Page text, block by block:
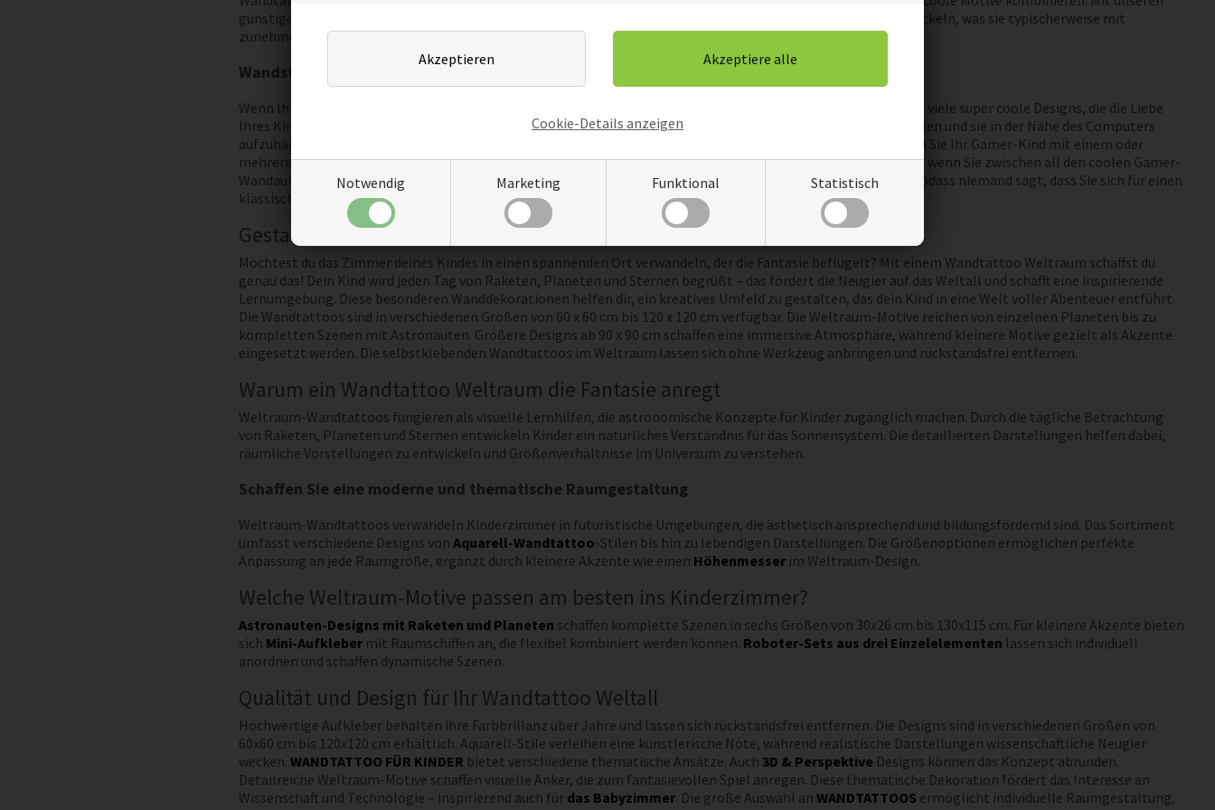
Notwendig Marketing Funktional Statistisch
Cookie-Details anzeigen
günstigen Preisen ist es auch möglich, die Motive günstig zu wechseln, wenn Ihre Kinder neue Interessen entwickeln, was sie typischerweise mit
zunehmendem Alter tun.
Wandsticker gamer
Wenn Ihr Kind gerne spielt, dann sollten Sie zu unserer Kategorie
springen. Hier finden Sie viele super coole Designs, die die Liebe
Ihres Kindes zum Spielen sehr deutlich zeigen. Es liegt auf der Hand, einen der coolen Wandaufkleber auszuwählen und sie in der Nähe des Computers
aufzuhängen. Oder vielleicht an der Zimmertür, damit jeder sieht, dass hier ein echter Gamer wohnt. Verwöhnen Sie Ihr Gamer-Kind mit einem oder
mehreren der coolen Designs, das größte Problem wird nur sein, welches es sein soll, also nehmen Sie sich Zeit, wenn Sie zwischen all den coolen Gamer-
Wandaufklebern auf Entdeckungstour gehen. Unsere Wandaufkleber sind in vielen schönen Farben erhältlich, sodass niemand sagt, dass Sie sich für einen
klassischen schwarzen Aufkleber entscheiden müssen.
Gestalten Sie Ihr Kinderzimmer mit einem Weltraum-Wandtattoo
Möchtest du das Zimmer deines Kindes in einen spannenden Ort verwandeln, der die Fantasie beflügelt? Mit einem Wandtattoo Weltraum schaffst du
genau das! Dein Kind wird jeden Tag von Raketen, Planeten und Sternen begrüßt – das fördert die Neugier auf das Weltall und schafft eine inspirierende
Lernumgebung. Diese besonderen Wanddekorationen helfen dir, ein kreatives Umfeld zu gestalten, das dein Kind in eine Welt voller Abenteuer entführt.
Die Wandtattoos sind in verschiedenen Größen von 60 x 60 cm bis 120 x 120 cm verfügbar. Die Weltraum-Motive reichen von einzelnen Planeten bis zu
kompletten Szenen mit Astronauten. Größere Designs ab 90 x 90 cm schaffen eine immersive Atmosphäre, während kleinere Motive gezielt als Akzente
eingesetzt werden. Die selbstklebenden Wandtattoos im Weltraum lassen sich ohne Werkzeug anbringen und rückstandsfrei entfernen.
Warum ein Wandtattoo Weltraum die Fantasie anregt
Weltraum-Wandtattoos fungieren als visuelle Lernhilfen, die astronomische Konzepte für Kinder zugänglich machen. Durch die tägliche Betrachtung
von Raketen, Planeten und Sternen entwickeln Kinder ein natürliches Verständnis für das Sonnensystem. Die detaillierten Darstellungen helfen dabei,
räumliche Vorstellungen zu entwickeln und Größenverhältnisse im Universum zu verstehen.
Schaffen Sie eine moderne und thematische Raumgestaltung
Weltraum-Wandtattoos verwandeln Kinderzimmer in futuristische Umgebungen, die ästhetisch ansprechend und bildungsfördernd sind. Das Sortiment
umfasst verschiedene Designs von Aquarell-Wandtattoo-Stilen bis hin zu lebendigen Darstellungen. Die Größenoptionen ermöglichen perfekte
Anpassung an jede Raumgröße, ergänzt durch kleinere Akzente wie einen Höhenmesserim Weltraum-Design.
Welche Weltraum-Motive passen am besten ins Kinderzimmer?
Astronauten-Designs mit Raketen und Planeten schaffen komplette Szenen in sechs Größen von 30x26 cm bis 130x115 cm. Für kleinere Akzente bieten
sich Mini-Aufklebermit Raumschiffen an, die flexibel kombiniert werden können. Roboter-Sets aus drei Einzelelementen lassen sich individuell
anordnen und schaffen dynamische Szenen.
Qualität und Design für Ihr Wandtattoo Weltall
Hochwertige Aufkleber behalten ihre Farbbrillanz über Jahre und lassen sich rückstandsfrei entfernen. Die Designs sind in verschiedenen Größen von
60x60 cm bis 120x120 cm erhältlich. Aquarell-Stile verleihen eine künstlerische Note, während realistische Darstellungen wissenschaftliche Neugier
wecken. WANDTATTOO FÜR KINDER bietet verschiedene thematische Ansätze. Auch 3D & Perspektive Designs können das Konzept abrunden.
Detailreiche Weltraum-Motive schaffen visuelle Anker, die zum fantasievollen Spiel anregen. Diese thematische Dekoration fördert das Interesse an
Wissenschaft und Technologie – inspirierend auch für das Babyzimmer. Die große Auswahl an WANDTATTOOS ermöglicht individuelle Raumgestaltung,